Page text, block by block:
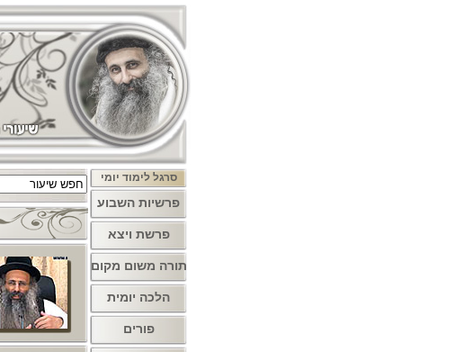
סרגל לימוד יומי
פרשיות השבוע
פרשת ויצא
תורה משום מקום
הלכה יומית
פורים